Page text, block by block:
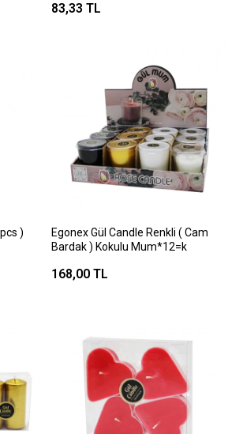
83,33 TL
)
Egonex Gül Candle Renkli ( Cam
Bardak ) Kokulu Mum*12=k
168,00 TL